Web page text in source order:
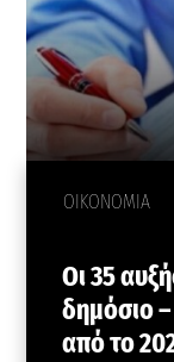
ΟΙΚΟΝΟΜΙΑ
Οι 35
δημόσιο
από το